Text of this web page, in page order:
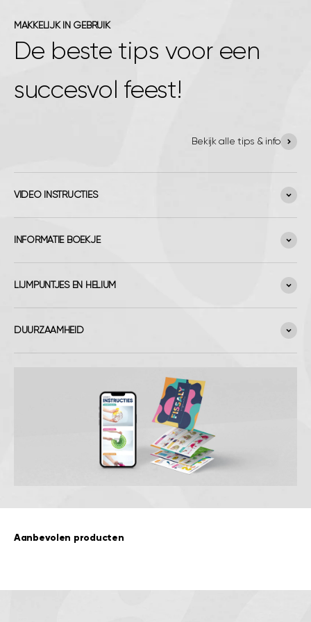
MAKKELIJK IN GEBRUIK
De beste tips voor een
succesvol feest!
Bekijk alle tips & info
VIDEO INSTRUCTIES
INFORMATIE BOEKJE
LIJMPUNTJES EN HELIUM
DUURZAAMHEID
Aanbevolen producten